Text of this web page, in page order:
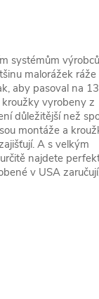
systémům výrobců
malorážek ráže
aby pasoval na
vyrobeny z
důležitější než
montáže a
A s velkým
najdete
v USA